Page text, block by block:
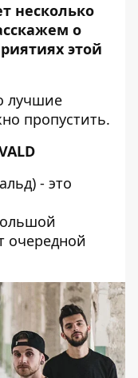
несколько
о
этой
лучшие
пропустить.
- это
очередной